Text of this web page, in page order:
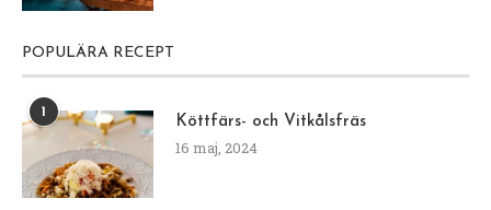
POPULÄRA RECEPT
1
Köttfärs- och Vitkålsfräs
16 maj, 2024